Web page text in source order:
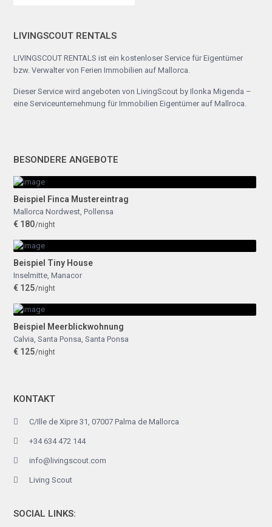
LIVINGSCOUT RENTALS
LIVINGSCOUT RENTALS ist ein kostenloser Service für Eigentümer
bzw. Verwalter von Ferien Immobilien auf Mallorca.
Dieser Service wird angeboten von LivingScout by Ilonka Migenda –
eine Serviceunternehmung für Immobilien Eigentümer auf Mallroca.
BESONDERE ANGEBOTE
Beispiel Finca Mustereintrag
Mallorca Nordwest, Pollensa
€ 180/night
Beispiel Tiny House
Inselmitte, Manacor
€ 125/night
Beispiel Meerblickwohnung
Calvia, Santa Ponsa, Santa Ponsa
€ 125/night
KONTAKT
C/Ille de Xipre 31, 07007 Palma de Mallorca
+34 634 472 144
info@livingscout.com
Living Scout
SOCIAL LINKS: